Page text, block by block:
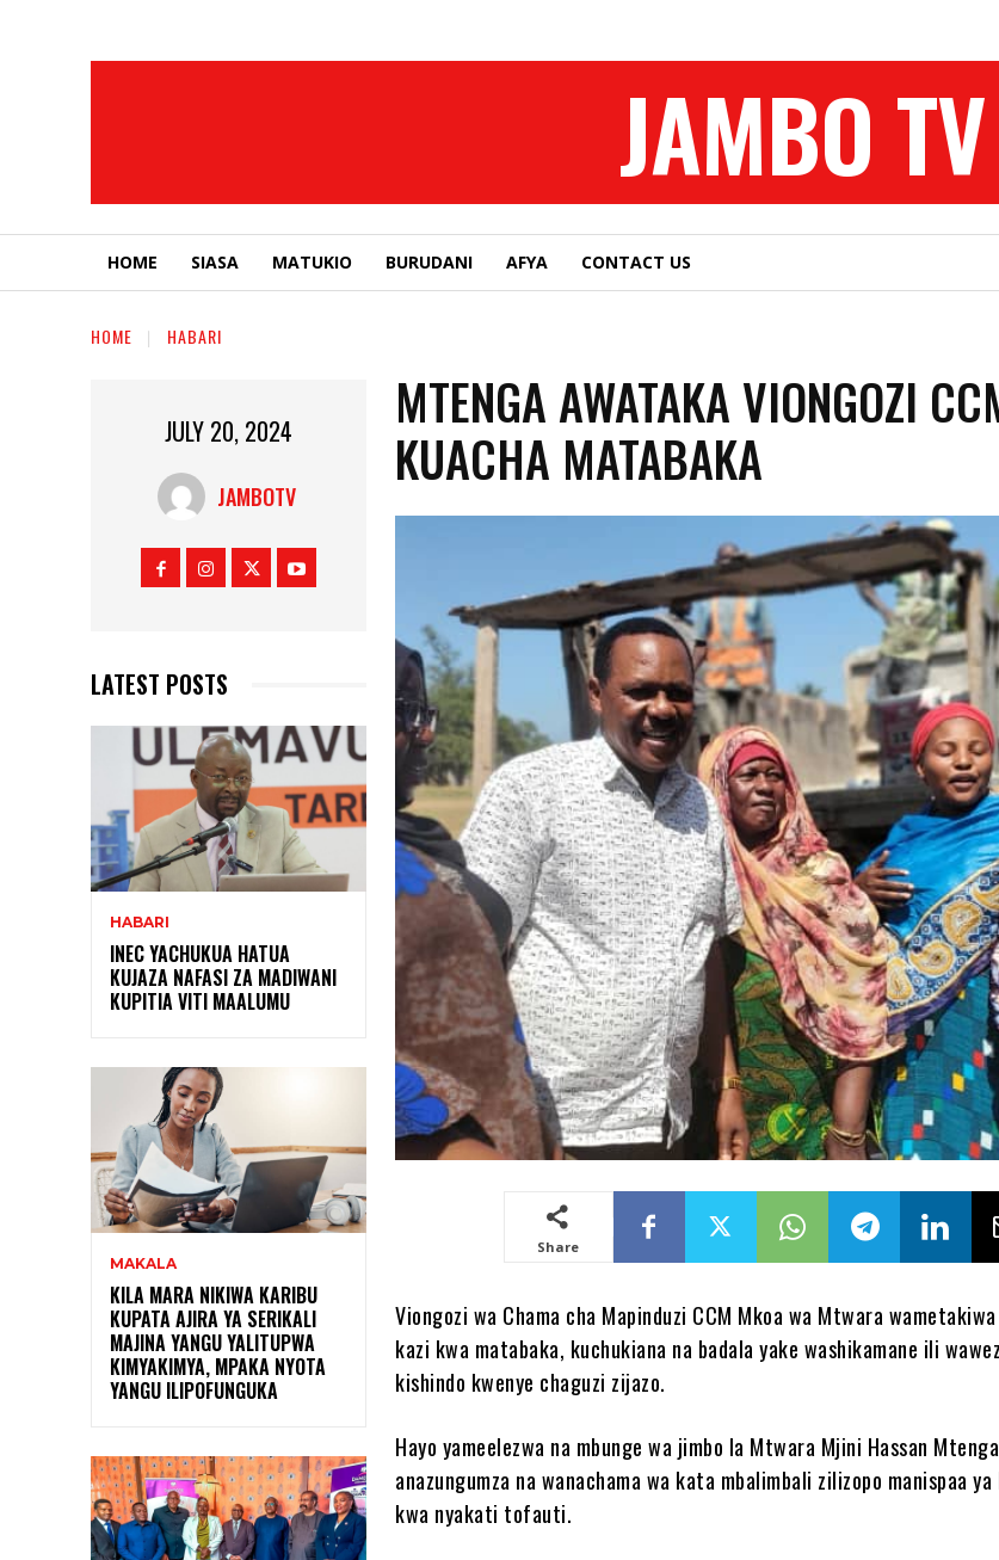
JAMBO TV
HOME SIASA MATUKIO BURUDANI AFYA CONTACT US
HOME HABARI
JULY 20, 2024
JAMBOTV
LATEST POSTS
HABARI
INEC YACHUKUA HATUA
KUJAZA NAFASI ZA MADIWANI
KUPITIA VITI MAALUMU
MAKALA
KILA MARA NIKIWA KARIBU
KUPATA AJIRA YA SERIKALI
MAJINA YANGU YALITUPWA
KIMYAKIMYA, MPAKA NYOTA
YANGU ILIPOFUNGUKA
MTENGA AWATAKA VIONGOZI
KUACHA MATABAKA
Share
Viongozi wa Chama cha Mapinduzi CCM Mkoa wa Mtwara
kazi kwa matabaka, kuchukiana na badala yake washikamane ili
kishindo kwenye chaguzi zijazo.
Hayo yameelezwa na mbunge wa jimbo la Mtwara Mjini Hassan
anazungumza na wanachama wa kata mbalimbali zilizopo manispaa
kwa nyakati tofauti.